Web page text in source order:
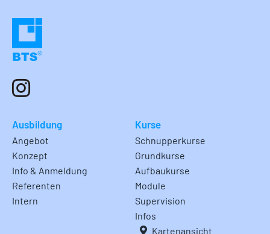
Ausbildung
Angebot
Konzept
Info & Anmeldung
Referenten
Intern
Kurse
Schnupperkurse
Grundkurse
Aufbaukurse
Module
Supervision
Infos
Kartenansicht